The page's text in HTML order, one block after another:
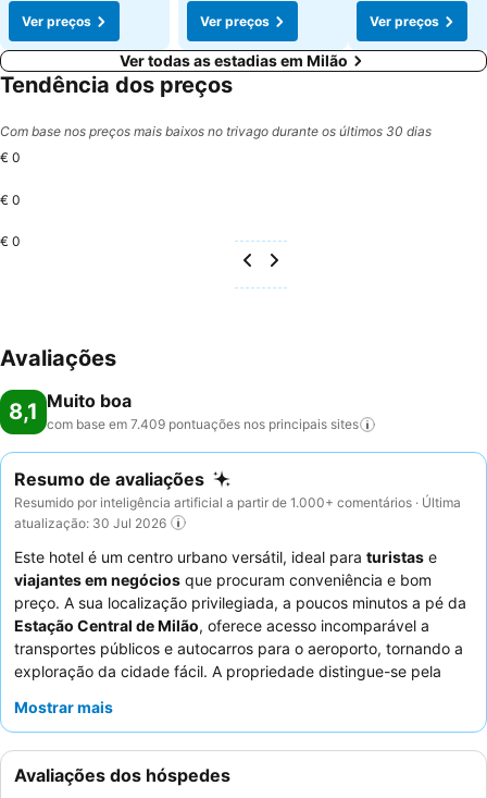
Ver preços
Ver preços
Ver preços
Ver todas as estadias em Milão
Tendência dos preços
Com base nos preços mais baixos no trivago durante os últimos 30 dias
€ 0
€ 0
€ 0
Avaliações
8,1 Muito boa
com base em 7.409 pontuações nos principais sites
Resumo de avaliações
Resumido por inteligência artificial a partir de 1.000+ comentários · Última
atualização: 30 Jul 2026
Este hotel é um centro urbano versátil, ideal para turistas e
viajantes em negócios que procuram conveniência e bom
preço. A sua localização privilegiada, a poucos minutos a pé da
Estação Central de Milão, oferece acesso incomparável a
transportes públicos e autocarros para o aeroporto, tornando a
exploração da cidade fácil. A propriedade distingue-se pela
significativa na cidade. Os hóspedes elogiam consistentemente
pequeno-almoço
é frequentemente destacado como
delicioso e variado. Para uma experiência mais tranquila, os
Mostrar mais
Avaliações dos hóspedes